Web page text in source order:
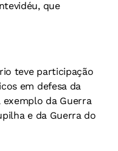
que
teve participação
em defesa da
exemplo da Guerra
e da Guerra do